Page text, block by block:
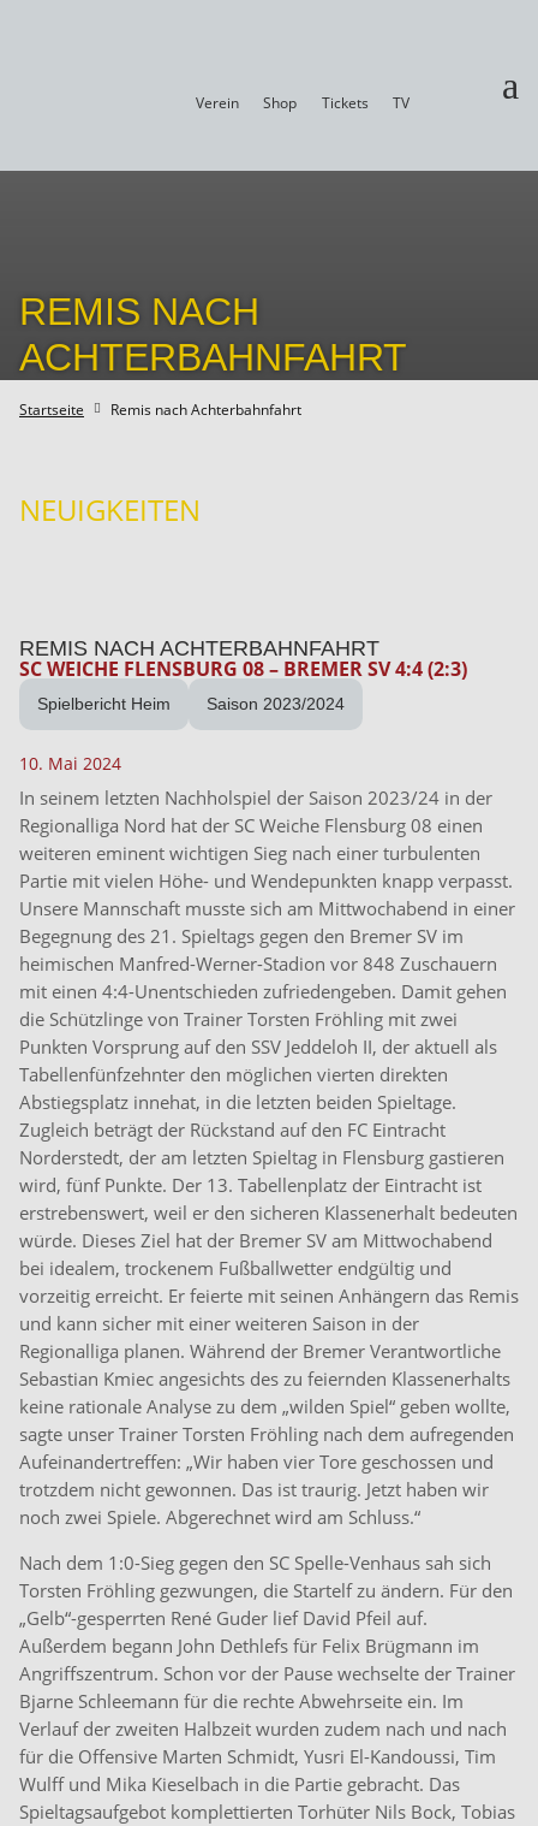
Verein Shop Tickets TV a
REMIS NACH
ACHTERBAHNFAHRT
Startseite  Remis nach Achterbahnfahrt
NEUIGKEITEN
REMIS NACH ACHTERBAHNFAHRT
SC WEICHE FLENSBURG 08 – BREMER SV 4:4 (2:3)
Spielbericht Heim Saison 2023/2024
10. Mai 2024
In seinem letzten Nachholspiel der Saison 2023/24 in der
Regionalliga Nord hat der SC Weiche Flensburg 08 einen
weiteren eminent wichtigen Sieg nach einer turbulenten
Partie mit vielen Höhe- und Wendepunkten knapp verpasst.
Unsere Mannschaft musste sich am Mittwochabend in einer
Begegnung des 21. Spieltags gegen den Bremer SV im
heimischen Manfred-Werner-Stadion vor 848 Zuschauern
mit einen 4:4-Unentschieden zufriedengeben. Damit gehen
die Schützlinge von Trainer Torsten Fröhling mit zwei
Punkten Vorsprung auf den SSV Jeddeloh II, der aktuell als
Tabellenfünfzehnter den möglichen vierten direkten
Abstiegsplatz innehat, in die letzten beiden Spieltage.
Zugleich beträgt der Rückstand auf den FC Eintracht
Norderstedt, der am letzten Spieltag in Flensburg gastieren
wird, fünf Punkte. Der 13. Tabellenplatz der Eintracht ist
erstrebenswert, weil er den sicheren Klassenerhalt bedeuten
würde. Dieses Ziel hat der Bremer SV am Mittwochabend
bei idealem, trockenem Fußballwetter endgültig und
vorzeitig erreicht. Er feierte mit seinen Anhängern das Remis
und kann sicher mit einer weiteren Saison in der
Regionalliga planen. Während der Bremer Verantwortliche
Sebastian Kmiec angesichts des zu feiernden Klassenerhalts
keine rationale Analyse zu dem „wilden Spiel“ geben wollte,
sagte unser Trainer Torsten Fröhling nach dem aufregenden
Aufeinandertreffen: „Wir haben vier Tore geschossen und
trotzdem nicht gewonnen. Das ist traurig. Jetzt haben wir
noch zwei Spiele. Abgerechnet wird am Schluss.“
Nach dem 1:0-Sieg gegen den SC Spelle-Venhaus sah sich
Torsten Fröhling gezwungen, die Startelf zu ändern. Für den
„Gelb“-gesperrten René Guder lief David Pfeil auf.
Außerdem begann John Dethlefs für Felix Brügmann im
Angriffszentrum. Schon vor der Pause wechselte der Trainer
Bjarne Schleemann für die rechte Abwehrseite ein. Im
Verlauf der zweiten Halbzeit wurden zudem nach und nach
für die Offensive Marten Schmidt, Yusri El-Kandoussi, Tim
Wulff und Mika Kieselbach in die Partie gebracht. Das
Spieltagsaufgebot komplettierten Torhüter Nils Bock, Tobias